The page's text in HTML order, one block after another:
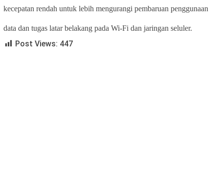
kecepatan rendah untuk lebih mengurangi pembaruan penggunaan
data dan tugas latar belakang pada Wi-Fi dan jaringan seluler.
Post Views: 447